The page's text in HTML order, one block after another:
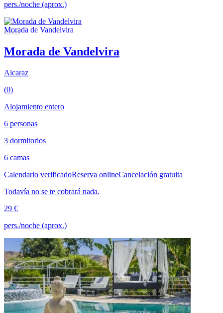
pers./noche (aprox.)
Morada de Vandelvira
Alcaraz
(0)
Alojamiento entero
6 personas
3 dormitorios
6 camas
Calendario verificadoReserva onlineCancelación gratuita
Todavía no se te cobrará nada.
29 €
pers./noche (aprox.)